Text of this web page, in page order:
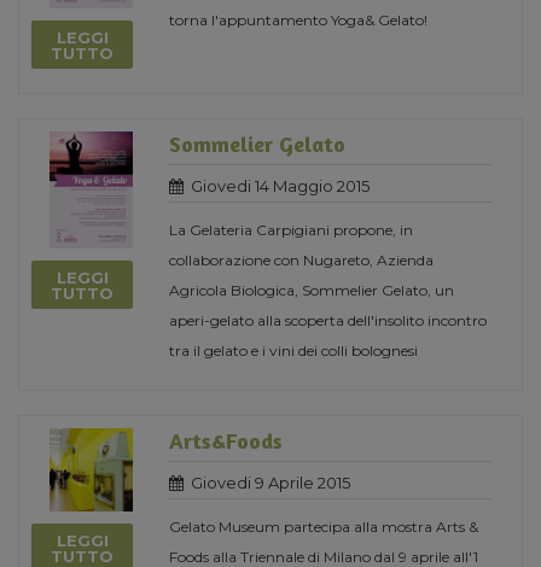
LEGGI
TUTTO
torna l'appuntamento Yoga& Gelato!
LEGGI
TUTTO
Sommelier Gelato
Giovedi 14 Maggio 2015
La Gelateria Carpigiani propone, in
collaborazione con Nugareto, Azienda
Agricola Biologica, Sommelier Gelato, un
aperi-gelato alla scoperta dell'insolito incontro
tra il gelato e i vini dei colli bolognesi
LEGGI
TUTTO
Arts&Foods
Giovedi 9 Aprile 2015
Gelato Museum partecipa alla mostra Arts &
Foods alla Triennale di Milano dal 9 aprile all'1